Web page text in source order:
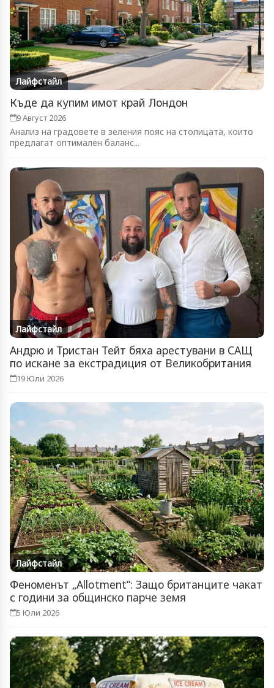
Лайфстайл
Къде да купим имот край Лондон
9 Август 2026
Анализ на градовете в зеления пояс на столицата, които
предлагат оптимален баланс...
Лайфстайл
Андрю и Тристан Тейт бяха арестувани в САЩ
по искане за екстрадиция от Великобритания
19 Юли 2026
Лайфстайл
Феноменът „Allotment“: Защо британците чакат
с години за общинско парче земя
5 Юли 2026